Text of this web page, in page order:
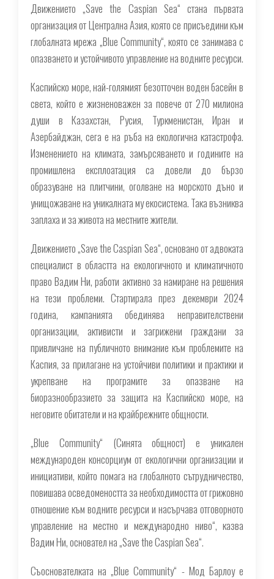
Движението „Save the Caspian Sea“ стана първата
организация от Централна Азия, която се присъедини към
глобалната мрежа „Blue Community“, която се занимава с
опазването и устойчивото управление на водните ресурси.
Каспийско море, най-голямият безотточен воден басейн в
света, който е жизненоважен за повече от 270 милиона
души в Казахстан, Русия, Туркменистан, Иран и
Азербайджан, сега е на ръба на екологична катастрофа.
Изменението на климата, замърсяването и годините на
промишлена експлоатация са довели до бързо
образуване на плитчини, оголване на морското дъно и
унищожаване на уникалната му екосистема. Така възниква
заплаха и за живота на местните жители.
Движението „Save the Caspian Sea“, основано от адвоката
специалист в областта на екологичното и климатичното
право Вадим Ни, работи активно за намиране на решения
на тези проблеми. Стартирала през декември 2024
година, кампанията обединява неправителствени
организации, активисти и загрижени граждани за
привличане на публичното внимание към проблемите на
Каспия, за прилагане на устойчиви политики и практики и
укрепване на програмите за опазване на
биоразнообразието за защита на Каспийско море, на
неговите обитатели и на крайбрежните общности.
„Blue Community“ (Синята общност) е уникален
международен консорциум от екологични организации и
инициативи, който помага на глобалното сътрудничество,
повишава осведомеността за необходимостта от грижовно
отношение към водните ресурси и насърчава отговорното
управление на местно и международно ниво“, казва
Вадим Ни, основател на „Save the Caspian Sea“.
Съоснователката на „Blue Community“ - Мод Барлоу е